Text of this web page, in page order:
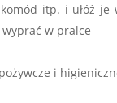
itp. i ułóż
w pralce
i